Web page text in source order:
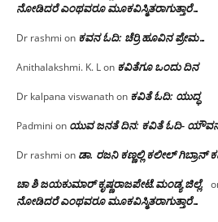
ನೋಡಿದರೆ ಎಂಥವರೂ ಮೂಕವಿಸ್ಮಿತರಾಗುತ್ತಾರೆ…
Dr rashmi on ಕವನ ಓದಿ: ಚೆರ್ರಿ ಹೂವಿನ ಪ್ರೇಮ…
Anithalakshmi. K. Lon ಕವಿತೆಗೂ ಒಂದು ದಿನ
Dr kalpana viswanathon ಕವಿತೆ ಓದಿ: ಯುದ್ಧ
Padmini on ಯುವ ಜನತೆ ದಿನ: ಕವಿತೆ ಓದಿ-
Dr rashmi on ಡಾ. ರಜನಿ‌ ಕಣ್ಣಲ್ಲಿ ಕಲೀಲ್ ಗಿಬ್ರಾನ್
ಚಾ ಶಿ ಜಯಕುಮಾರ್ ಕೃಷ್ಣರಾಜಪೇಟೆ.ಮಂಡ್ಯ ಜಿಲ್ಲೆ.
ನೋಡಿದರೆ ಎಂಥವರೂ ಮೂಕವಿಸ್ಮಿತರಾಗುತ್ತಾರೆ…